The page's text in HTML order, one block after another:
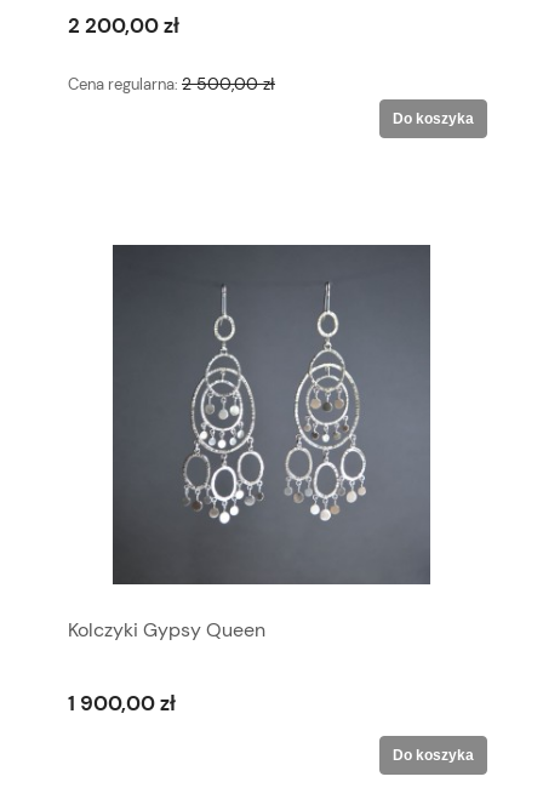
2 200,00 zł
Cena regularna: 2 500,00 zł
Do koszyka
Kolczyki Gypsy Queen
1 900,00 zł
Do koszyka